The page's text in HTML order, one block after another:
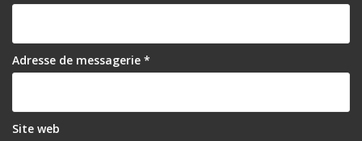
Adresse de messagerie *
Site web